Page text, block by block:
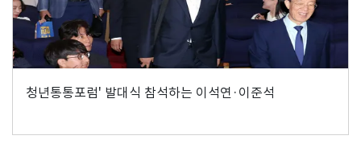
청년통통포럼' 발대식 참석하는 이석연·이준석